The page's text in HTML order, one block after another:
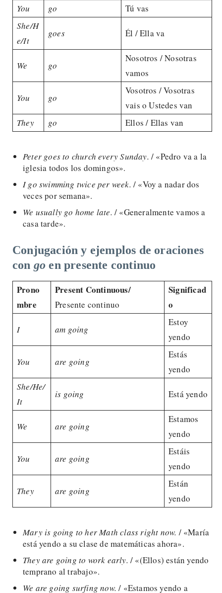
You
go
Tú vas
She/H
e/It
goes Él / Ella va
We go
Nosotros / Nosotras
vamos
You go
Vosotros / Vosotras
vais o Ustedes van
They
go Ellos / Ellas van
Peter goes to church every Sunday. / «Pedro va a la
iglesia todos los domingos».
I go swimming twice per week. / «Voy a nadar dos
veces por semana».
We usually go home late. / «Generalmente vamos a
casa tarde».
Conjugación y ejemplos de oraciones
con go en presente continuo
Prono
mbre
Present Continuous/
Presente continuo
Significad
o
I am going
Estoy
yendo
You are going
Estás
yendo
She/He/
It
is going Está yendo
We are going
Estamos
yendo
You are going
Estáis
yendo
They are going
Están
yendo
Mary is going to her Math class right now. / «María
está yendo a su clase de matemáticas ahora».
They are going to work early. / «(Ellos) están yendo
temprano al trabajo».
We are going surfing now. / «Estamos yendo a